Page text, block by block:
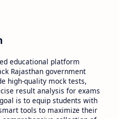
educational platform
Rajasthan government
high-quality mock tests,
result analysis for exams
goal is to equip students with
tools to maximize their